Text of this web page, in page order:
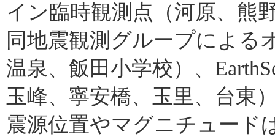
イン臨時観測点（河原、熊
同地震観測グループによる
温泉、飯田小学校）、
玉峰、寧安橋、玉里、台東
震源位置やマグニチュード